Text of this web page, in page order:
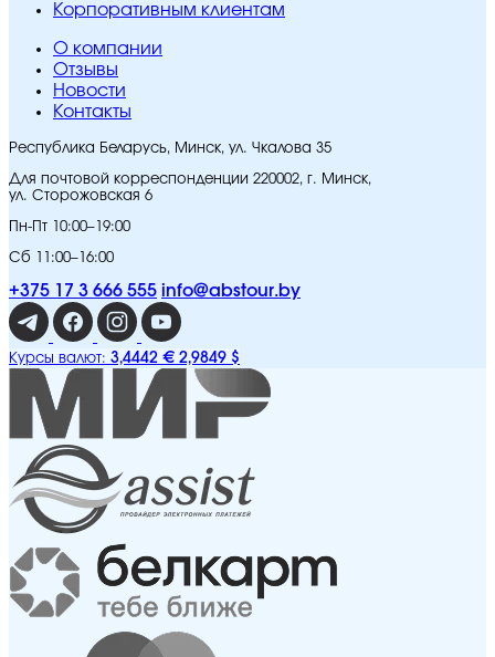
Корпоративным клиентам
O компании
Отзывы
Новости
Контакты
Республика Беларусь, Минск, ул. Чкалова 35
Для почтовой корреспонденции 220002, г. Минск,
ул. Сторожовская 6
Пн-Пт 10:00–19:00
Сб 11:00–16:00
+375 17 3 666 555 info@abstour.by
Курсы валют: 3,4442 € 2,9849 $